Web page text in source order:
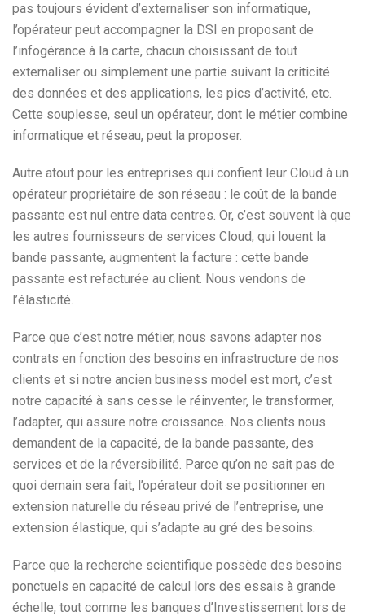
pas toujours évident d’externaliser son informatique,
l’opérateur peut accompagner la DSI en proposant de
l’infogérance à la carte, chacun choisissant de tout
externaliser ou simplement une partie suivant la criticité
des données et des applications, les pics d’activité, etc.
Cette souplesse, seul un opérateur, dont le métier combine
informatique et réseau, peut la proposer.
Autre atout pour les entreprises qui confient leur Cloud à un
opérateur propriétaire de son réseau : le coût de la bande
passante est nul entre data centres. Or, c’est souvent là que
les autres fournisseurs de services Cloud, qui louent la
bande passante, augmentent la facture : cette bande
passante est refacturée au client. Nous vendons de
l’élasticité.
Parce que c’est notre métier, nous savons adapter nos
contrats en fonction des besoins en infrastructure de nos
clients et si notre ancien business model est mort, c’est
notre capacité à sans cesse le réinventer, le transformer,
l’adapter, qui assure notre croissance. Nos clients nous
demandent de la capacité, de la bande passante, des
services et de la réversibilité. Parce qu’on ne sait pas de
quoi demain sera fait, l’opérateur doit se positionner en
extension naturelle du réseau privé de l’entreprise, une
extension élastique, qui s’adapte au gré des besoins.
Parce que la recherche scientifique possède des besoins
ponctuels en capacité de calcul lors des essais à grande
échelle, tout comme les banques d’Investissement lors de